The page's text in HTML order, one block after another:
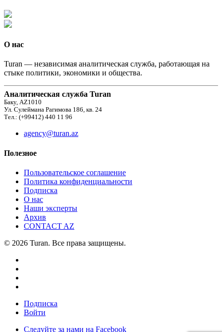
О нас
Turan — независимая аналитическая служба, работающая на
стыке политики, экономики и общества.
Аналитическая служба Turan
Баку, AZ1010
Ул. Сулеймана Рагимова 186, кв. 24
Тел.: (+99412) 440 11 96
agency@turan.az
Полезное
Пользовательское соглашение
Политика конфиденциальности
Подписка
О нас
Наши эксперты
Архив
CONTACT AZ
© 2026 Turan. Все права защищены.
Подписка
Войти
Следуйте за нами на Facebook